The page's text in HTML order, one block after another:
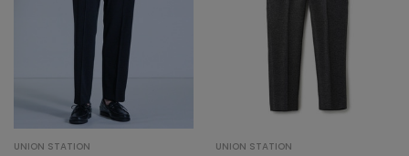
UNION STATION UNION STATION